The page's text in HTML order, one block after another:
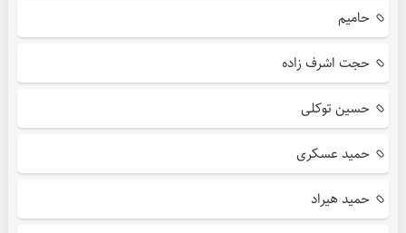
حامیم
حجت اشرف زاده
حسین توکلی
حمید عسکری
حمید هیراد